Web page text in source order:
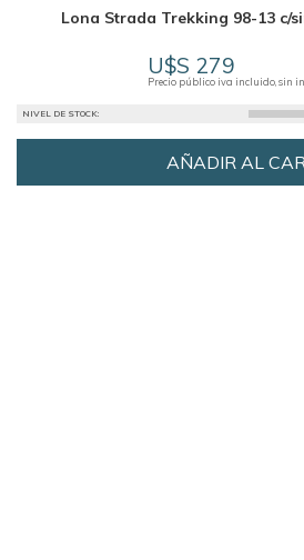
Lona Strada Trekking 98-13 c/
U$S 279
Precio público iva incluido, sin
NIVEL DE STOCK:
AÑADIR AL